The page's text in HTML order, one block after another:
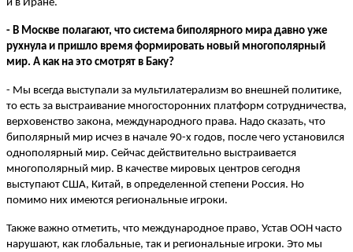
и в Иране.
- В Москве полагают, что система биполярного мира давно уже
рухнула и пришло время формировать новый многополярный
мир. А как на это смотрят в Баку?
- Мы всегда выступали за мультилатерализм во внешней политике,
то есть за выстраивание многосторонних платформ сотрудничества,
верховенство закона, международного права. Надо сказать, что
биполярный мир исчез в начале 90-х годов, после чего установился
однополярный мир. Сейчас действительно выстраивается
многополярный мир. В качестве мировых центров сегодня
выступают США, Китай, в определенной степени Россия. Но
помимо них имеются региональные игроки.
Также важно отметить, что международное право, Устав ООН часто
нарушают, как глобальные, так и региональные игроки. Это мы